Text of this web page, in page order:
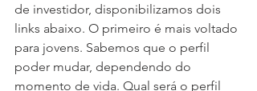
de investidor, disponibilizamos dois
links abaixo. O primeiro é mais voltado
para jovens. Sabemos que o perfil
poder mudar, dependendo do
momento de vida. Qual será o perfil